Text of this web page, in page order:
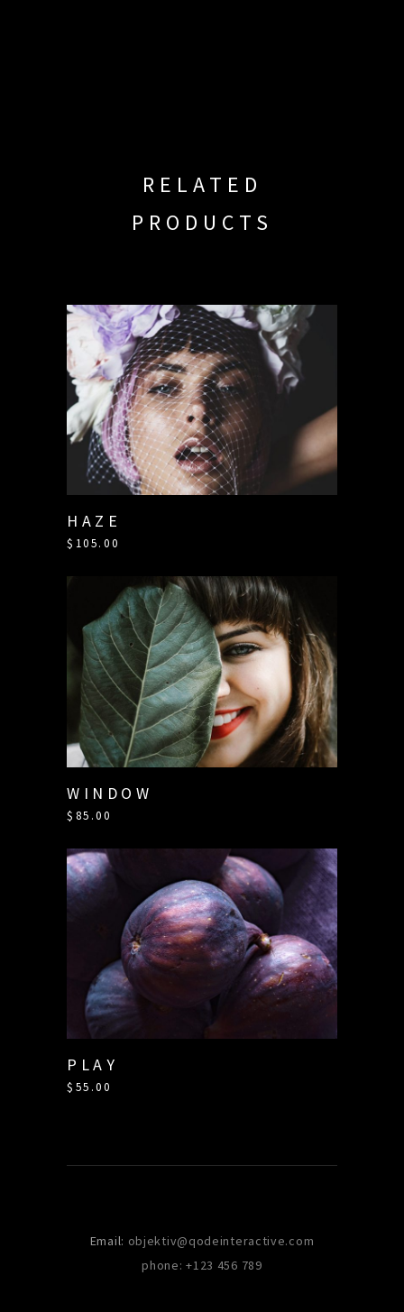
RELATED
PRODUCTS
HAZE
$ 105.00
WINDOW
$ 85.00
PLAY
$ 55.00
Email: objektiv@qodeinteractive.com
phone: +123 456 789